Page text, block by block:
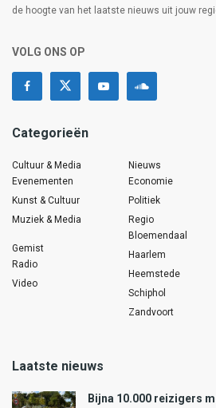
de hoogte van het laatste nieuws uit jouw
VOLG ONS OP
Categorieën
Cultuur & Media
Evenementen
Kunst & Cultuur
Muziek & Media
Gemist
Radio
Video
Nieuws
Economie
Politiek
Regio
Bloemendaal
Haarlem
Heemstede
Schiphol
Zandvoort
Laatste nieuws
Bijna 10.000 reizigers